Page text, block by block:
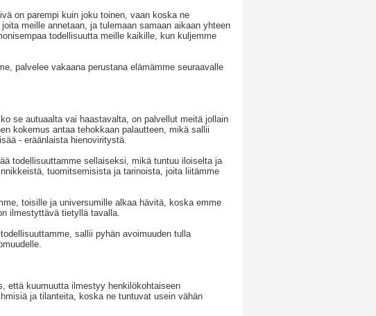
on parempi kuin joku toinen, vaan koska ne
meille annetaan, ja tulemaan samaan aikaan yhteen
todellisuutta meille kaikille, kun kuljemme
palvelee vakaana perustana elämämme seuraavalle
se autuaalta vai haastavalta, on palvellut meitä jollain
kokemus antaa tehokkaan palautteen, mikä sallii
- eräänlaista hienoviritystä.
todellisuuttamme sellaiseksi, mikä tuntuu iloiselta ja
tuomitsemisista ja tarinoista, joita liitämme
toisille ja universumille alkaa hävitä, koska emme
ilmestyttävä tietyllä tavalla.
sallii pyhän avoimuuden tulla
että kuumuutta ilmestyy henkilökohtaiseen
ja tilanteita, koska ne tuntuvat usein vähän